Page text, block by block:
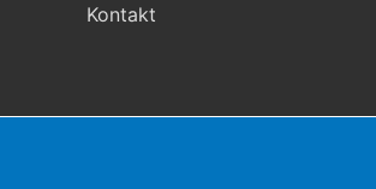
Kontakt